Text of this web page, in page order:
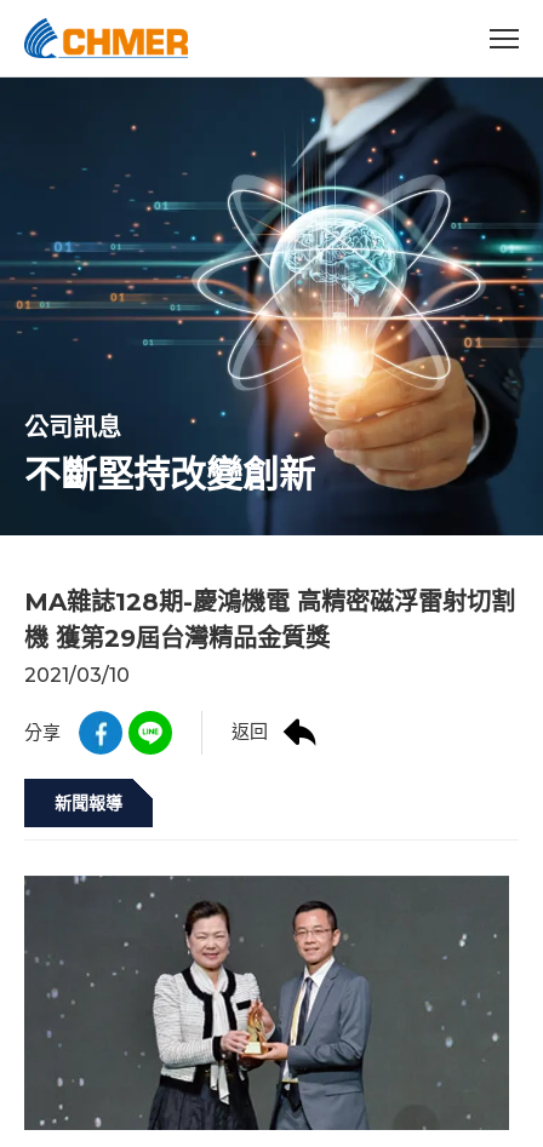
公司訊息
不斷堅持改變創新
MA雜誌128期-慶鴻機電 高精密磁浮雷射切割
機 獲第29屆台灣精品金質獎
2021/03/10
分享 返回
新聞報導